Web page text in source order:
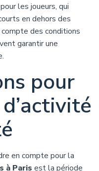
les joueurs, qui
en dehors des
des conditions
garantir une
pour
en compte pour la
à Paris est la période